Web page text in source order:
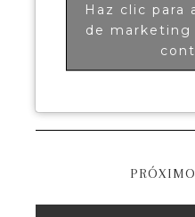
Haz clic para
de